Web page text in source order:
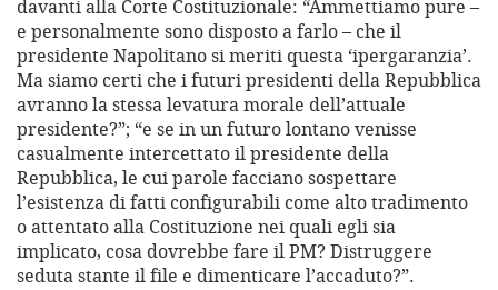
davanti alla Corte Costituzionale: “Ammettiamo pure –
e personalmente sono disposto a farlo – che il
presidente Napolitano si meriti questa ‘ipergaranzia’.
Ma siamo certi che i futuri presidenti della Repubblica
avranno la stessa levatura morale dell’attuale
presidente?”; “e se in un futuro lontano venisse
casualmente intercettato il presidente della
Repubblica, le cui parole facciano sospettare
l’esistenza di fatti configurabili come alto tradimento
o attentato alla Costituzione nei quali egli sia
implicato, cosa dovrebbe fare il PM? Distruggere
seduta stante il file e dimenticare l’accaduto?”.